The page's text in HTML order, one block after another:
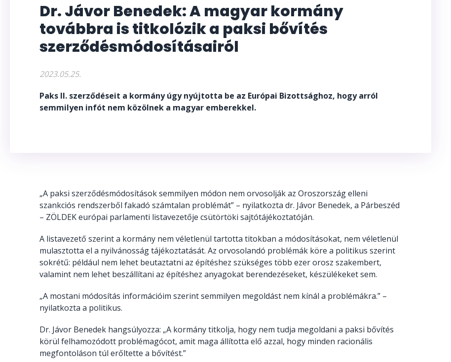
Dr. Jávor Benedek: A magyar kormány
továbbra is titkolózik a paksi bővítés
szerződésmódosításairól
2023.05.25.
Paks II. szerződéseit a kormány úgy nyújtotta be az Európai Bizottsághoz, hogy arról
semmilyen infót nem közölnek a magyar emberekkel.
„A paksi szerződésmódosítások semmilyen módon nem orvosolják az Oroszország elleni
szankciós rendszerből fakadó számtalan problémát” – nyilatkozta dr. Jávor Benedek, a Párbeszéd
– ZÖLDEK európai parlamenti listavezetője csütörtöki sajtótájékoztatóján.
A listavezető szerint a kormány nem véletlenül tartotta titokban a módosításokat, nem véletlenül
mulasztotta el a nyilvánosság tájékoztatását. Az orvosolandó problémák köre a politikus szerint
sokrétű: például nem lehet beutaztatni az építéshez szükséges több ezer orosz szakembert,
valamint nem lehet beszállítani az építéshez anyagokat berendezéseket, készülékeket sem.
„A mostani módosítás információim szerint semmilyen megoldást nem kínál a problémákra.” –
nyilatkozta a politikus.
Dr. Jávor Benedek hangsúlyozza: „A kormány titkolja, hogy nem tudja megoldani a paksi bővítés
körül felhamozódott problémagócot, amit maga állította elő azzal, hogy minden racionális
megfontoláson túl erőltette a bővítést.”